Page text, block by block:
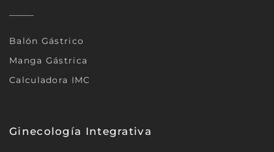
Balón Gástrico
Manga Gástrica
Calculadora IMC
Ginecología Integrativa